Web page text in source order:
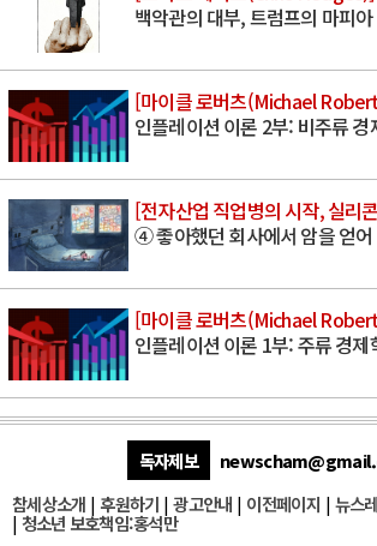
백악관의 대부, 트럼프의 마피아
[마이클 로버츠(Michael
인플레이션 이론 2부: 비주류
[전자산업 직업병의 시작, 실리
④ 좋아했던 회사에서 암을 얻어
[마이클 로버츠(Michael
인플레이션 이론 1부: 주류 경제
독자제보
참세상소개 | 후원하기 |광고안내 | 이전페이지 | 뉴스
| 청소년 보호책임:홍석만